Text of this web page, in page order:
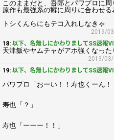
このままだと、吾郎とパワプロに
原作も最強系の癖に周りに合わせ
トシくんらにもテコ入れしなきゃ
2019/
18: 以下、名無しにかわりましてSS速報
天津飯やヤムチャがアホ強くなっ
2019/03/
19: 以下、名無しにかわりましてSS速報
パワプロ「おーい！！寿也くーん！
寿也「？」
寿也「ーーー！！」